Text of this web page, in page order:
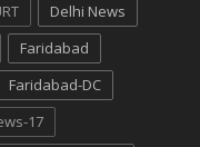
Delhi News
Faridabad
Faridabad-DC
17